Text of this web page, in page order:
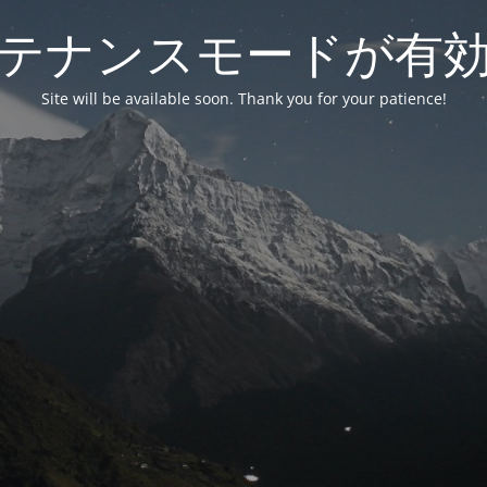
ナンスモードが有
Site will be available soon. Thank you for your patience!